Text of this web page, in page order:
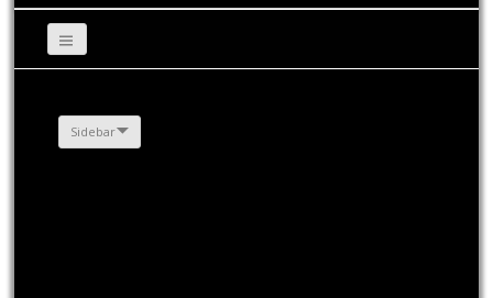
Sidebar